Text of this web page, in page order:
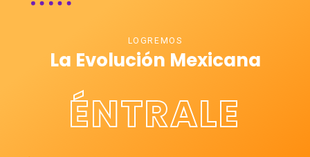
LOGREMOS
La Evolución Mexicana
ÉNTRALE